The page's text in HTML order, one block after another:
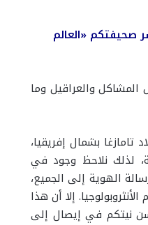
«العالم
والعراقيل وما
بشمال إفريقيا،
لذلك نلاحظ وجود في
الهوية إلى الجميع،
إلا أن هذا
نيتكم في إيصال إلى